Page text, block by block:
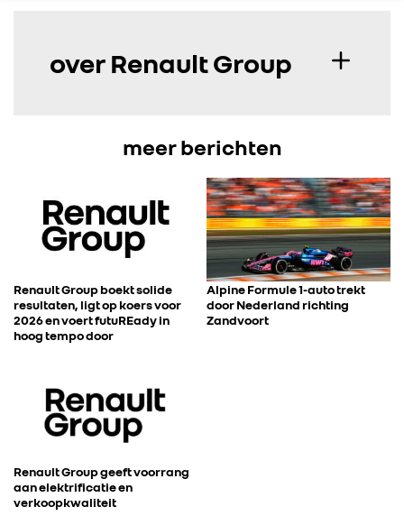
over Renault Group
meer berichten
Renault Group boekt solide
resultaten, ligt op koers voor
2026 en voert futuREady in
hoog tempo door
Alpine Formule 1-auto trekt
door Nederland richting
Zandvoort
Renault Group geeft voorrang
aan elektrificatie en
verkoopkwaliteit